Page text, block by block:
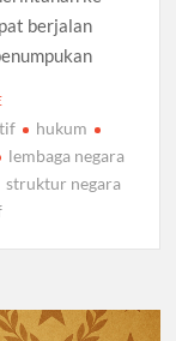
berjalan
hukum
lembaga negara
struktur negara